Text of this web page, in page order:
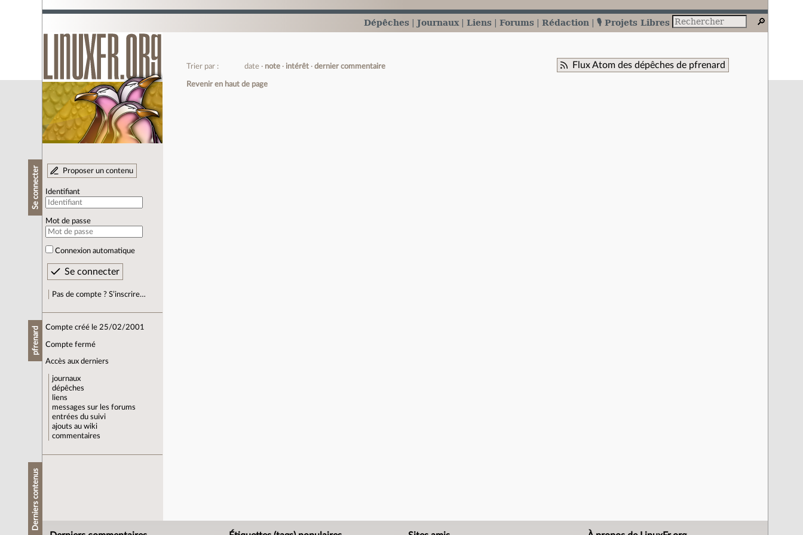
Dépêches Journaux Liens Forums Rédaction 🎙️ Projets Libres
Se connecter Proposer un contenu
Identifiant
Mot de passe
Connexion automatique
Pas de compte ? S’inscrire…
pfrenard Compte créé le 25/02/2001
Compte fermé
Accès aux derniers
journaux
dépêches
liens
messages sur les forums
entrées du suivi
ajouts au wiki
commentaires
Derniers contenus
Flux Atom des dépêches de pfrenard
Trier par : date note intérêt dernier commentaire
Revenir en haut de page